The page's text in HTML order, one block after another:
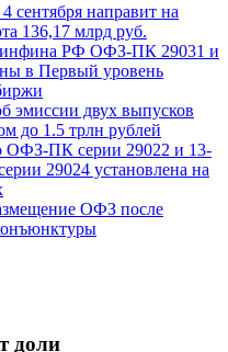
сентября направит на
136,17 млрд руб.
РФ ОФЗ-ПК 29031 и
в Первый уровень
двух выпусков
до 1.5 трлн рублей
ОФЗ-ПК серии 29022 и 13-
29024 установлена на
ОФЗ после
доли